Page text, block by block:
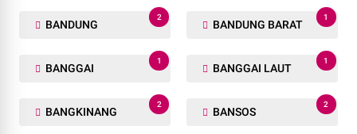
BANDUNG
2
BANDUNG BARAT
1
BANGGAI
1
BANGGAI LAUT
1
BANGKINANG
2
BANSOS
2